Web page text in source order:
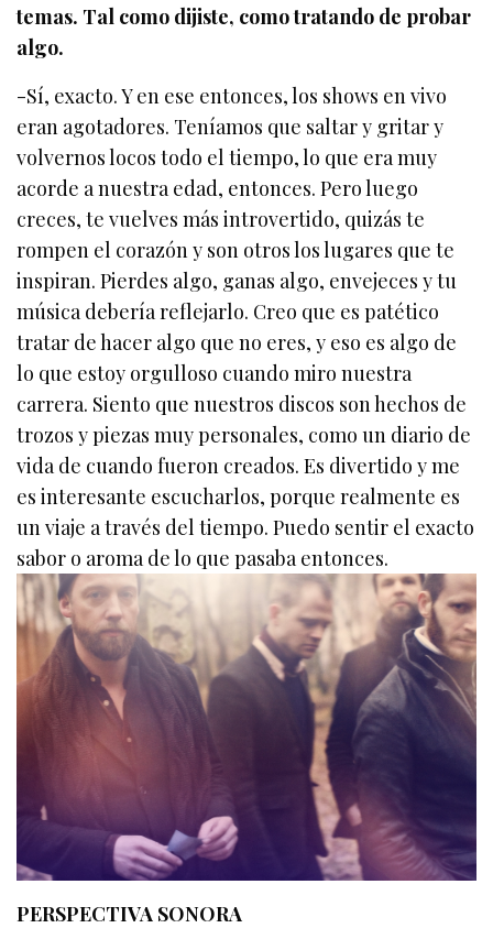
temas. Tal como dijiste, como tratando de probar
algo.
-Sí, exacto. Y en ese entonces, los shows en vivo
eran agotadores. Teníamos que saltar y gritar y
volvernos locos todo el tiempo, lo que era muy
acorde a nuestra edad, entonces. Pero luego
creces, te vuelves más introvertido, quizás te
rompen el corazón y son otros los lugares que te
inspiran. Pierdes algo, ganas algo, envejeces y tu
música debería reflejarlo. Creo que es patético
tratar de hacer algo que no eres, y eso es algo de
lo que estoy orgulloso cuando miro nuestra
carrera. Siento que nuestros discos son hechos de
trozos y piezas muy personales, como un diario de
vida de cuando fueron creados. Es divertido y me
es interesante escucharlos, porque realmente es
un viaje a través del tiempo. Puedo sentir el exacto
sabor o aroma de lo que pasaba entonces.
PERSPECTIVA SONORA